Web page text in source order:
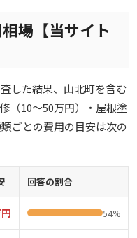
場【当サイト
した結果、山北町を含む
（10〜50万円）・屋根塗
ごとの費用の目安は次の
回答の割合
54%